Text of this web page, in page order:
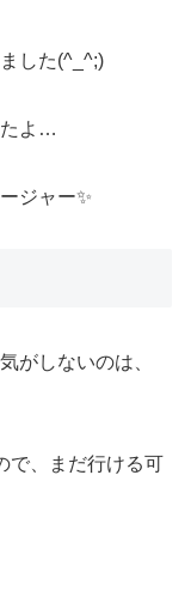
した(^_^;)
たよ…
ジャー✨
がしないのは、
で、まだ行ける可